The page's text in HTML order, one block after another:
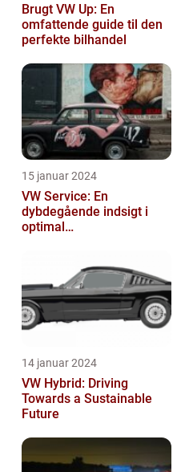
Brugt VW Up: En
omfattende guide til den
perfekte bilhandel
15 januar 2024
VW Service: En
dybdegående indsigt i
optimal
14 januar 2024
VW Hybrid: Driving
Towards a Sustainable
Future